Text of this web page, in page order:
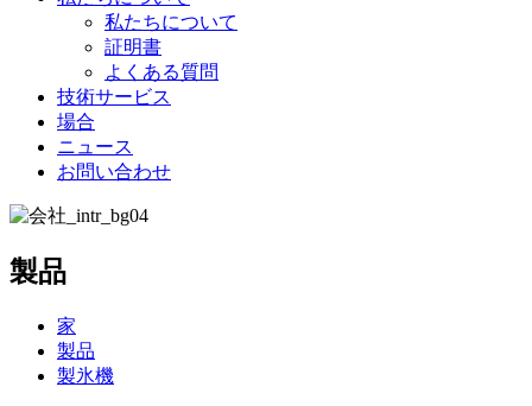
私たちについて
証明書
よくある質問
技術サービス
場合
ニュース
お問い合わせ
製品
家
製品
製氷機